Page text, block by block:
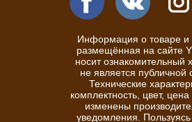
Информация о товаре и
размещённая на сайте
носит ознакомительный
не является публичной
Технические
комплектность, цвет,
изменены
уведомления. Пользуясь